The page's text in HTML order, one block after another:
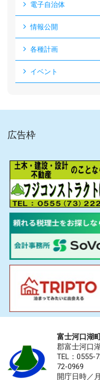
電子自治体
情報公開
各種計画
イベント
広告枠
富士河口湖
郡富士河口
TEL：0555-
72-0969
開庁日時／